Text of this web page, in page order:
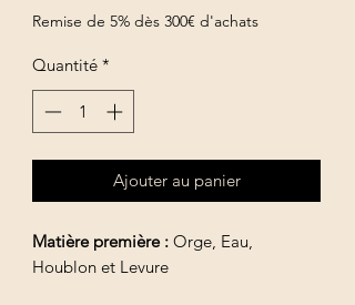
Remise de 5% dès 300€ d'achats
Quantité *
Ajouter au panier
Matière première : Orge, Eau,
Houblon et Levure